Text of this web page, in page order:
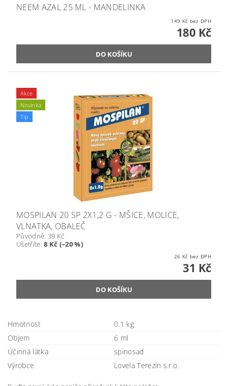
NEEM AZAL 25 ML - MANDELINKA
149 Kč bez DPH
180 Kč
Akce
Novinka
Tip
MOSPILAN 20 SP 2X1,2 G - MŠICE, MOLICE,
VLNATKA, OBALEČ
Původně: 39 Kč
Ušetříte:8 Kč (–20 %)
26 Kč bez DPH
31 Kč
Hmotnost
0.1 kg
Objem
6 ml
Účinná látka
spinosad
Výrobce
Lovela Terezín s.r.o.